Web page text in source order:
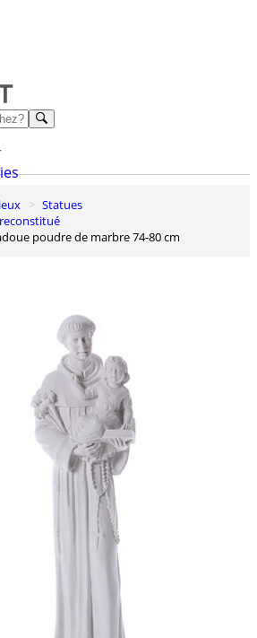
Statues
poudre de marbre 74-80 cm